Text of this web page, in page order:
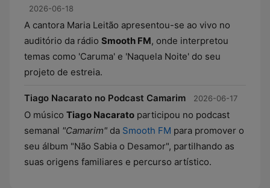
2026-06-18
A cantora Maria Leitão apresentou-se ao vivo no
auditório da rádio Smooth FM, onde interpretou
temas como 'Caruma' e 'Naquela Noite' do seu
projeto de estreia.
Tiago Nacarato no Podcast Camarim 2026-06-17
O músico Tiago Nacarato participou no podcast
semanal "Camarim" da Smooth FM para promover o
seu álbum "Não Sabia o Desamor", partilhando as
suas origens familiares e percurso artístico.